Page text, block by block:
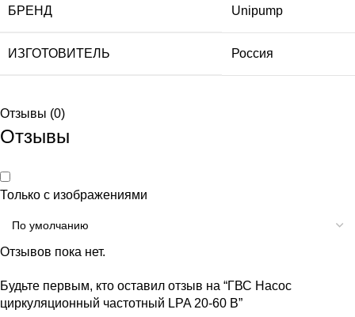
БРЕНД Unipump
ИЗГОТОВИТЕЛЬ Россия
Отзывы (0)
Отзывы
Только с изображениями
Отзывов пока нет.
Будьте первым, кто оставил отзыв на “ГВС Насос
циркуляционный частотный LPA 20-60 В”